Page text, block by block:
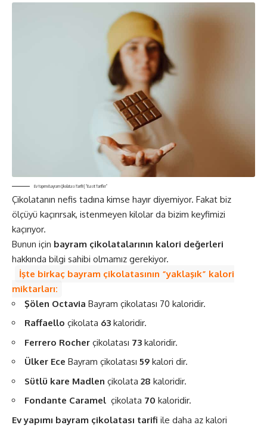
Ev Yapımı Bayram Çikolatası Tarifi! | “Basit Tarifler”
Çikolatanın nefis tadına kimse hayır diyemiyor. Fakat biz
ölçüyü kaçırırsak, istenmeyen kilolar da bizim keyfimizi
kaçırıyor.
Bunun için bayram çikolatalarının kalori değerleri
hakkında bilgi sahibi olmamız gerekiyor.
İşte birkaç bayram çikolatasının “yaklaşık” kalori
miktarları:
Şölen Octavia Bayram çikolatası 70 kaloridir.
Raffaello çikolata 63 kaloridir.
Ferrero Rocher çikolatası 73 kaloridir.
Ülker Ece Bayram çikolatası 59 kalori dir.
Sütlü kare Madlen çikolata 28 kaloridir.
Fondante Caramel çikolata 70 kaloridir.
Ev yapımı bayram çikolatası tarifi ile daha az kalori